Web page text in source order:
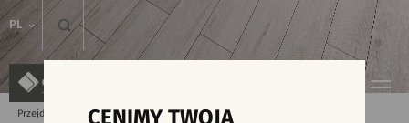
PL
Przejdź do strony głównej Kolekcje
CENIMY TWOJĄ